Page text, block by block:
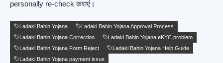
personally re-check कराएं।
Ladaki Bahin Yojana
Ladaki Bahin Yojana Approval Process
Ladaki Bahin Yojana Correction
Ladaki Bahin Yojana eKYC problem
Ladaki Bahin Yojana Form Reject
Ladaki Bahin Yojana Help Guide
Ladaki Bahin Yojana payment issue